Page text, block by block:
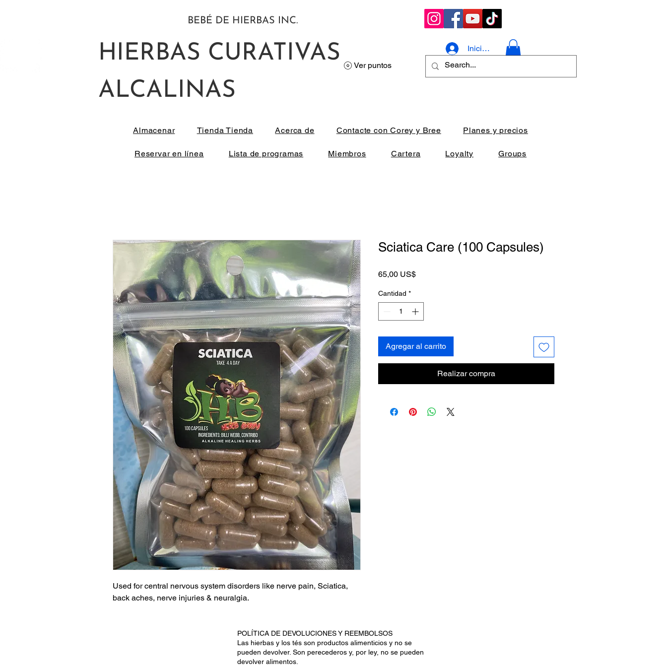
BEBÉ DE HIERBAS INC.
HIERBAS CURATIVAS
ALCALINAS
Iniciar sesión
Almacenar Tienda Tienda Acerca de Contacte con Corey y Bree Planes y precios
Reservar en línea Lista de programas Miembros Cartera Loyalty Groups
Ver puntos
Used for central nervous system disorders like nerve pain, Sciatica,
back aches, nerve injuries & neuralgia.
Sciatica Care (100 Capsules)
65,00 US$Precio
Cantidad *
Agregar al carrito
Realizar compra
POLÍTICA DE DEVOLUCIONES Y REEMBOLSOS
Las hierbas y los tés son productos alimenticios y no se
pueden devolver. Son perecederos y, por ley, no se pueden
devolver alimentos.